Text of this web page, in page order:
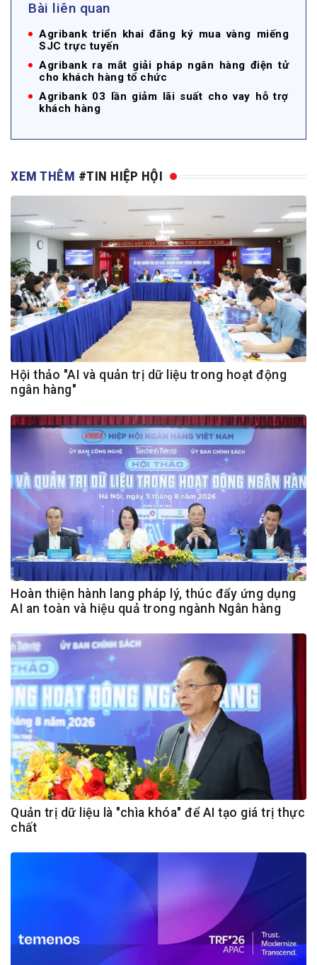
Bài liên quan
Agribank triển khai đăng ký mua vàng miếng
SJC trực tuyến
Agribank ra mắt giải pháp ngân hàng điện tử
cho khách hàng tổ chức
Agribank 03 lần giảm lãi suất cho vay hỗ trợ
khách hàng
XEM THÊM #TIN HIỆP HỘI
Hội thảo "AI và quản trị dữ liệu trong hoạt động
ngân hàng"
Hoàn thiện hành lang pháp lý, thúc đẩy ứng dụng
AI an toàn và hiệu quả trong ngành Ngân hàng
Quản trị dữ liệu là "chìa khóa" để AI tạo giá trị thực
chất